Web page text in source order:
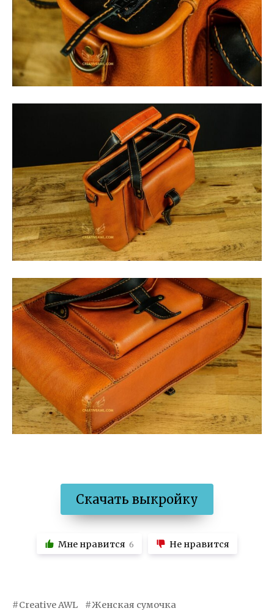
Скачать выкройку
Мне нравится 6 Не нравится
Creative AWL
Женская сумочка